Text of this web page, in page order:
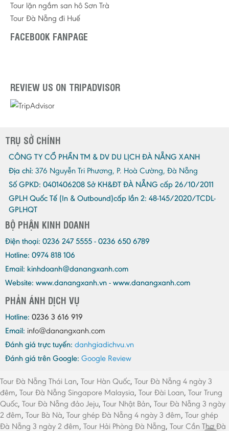
Tour lặn ngắm san hô Sơn Trà
Tour Đà Nẵng đi Huế
FACEBOOK FANPAGE
REVIEW US ON TRIPADVISOR
TRỤ SỞ CHÍNH
CÔNG TY CỔ PHẦN TM & DV DU LỊCH ĐÀ NẴNG XANH
Địa chỉ: 376 Nguyễn Tri Phương, P. Hoà Cường, Đà Nẵng
Số GPKD: 0401406208 Sở KH&ĐT ĐÀ NẴNG cấp 26/10/2011
GPLH Quốc Tế (In & Outbound)cấp lần 2: 48-145/2020/TCDL-
GPLHQT
BỘ PHẬN KINH DOANH
Điện thoại: 0236 247 5555 - 0236 650 6789
Hotline: 0974 818 106
Email: kinhdoanh@danangxanh.com
Website: www.danangxanh.vn - www.danangxanh.com
PHẢN ÁNH DỊCH VỤ
Hotline: 0236 3 616 919
Email: info@danangxanh.com
Đánh giá trực tuyến: danhgiadichvu.vn
Đánh giá trên Google: Google Review
Tour Đà Nẵng Thái Lan, Tour Hàn Quốc, Tour Đà Nẵng 4 ngày 3
đêm, Tour Đà Nẵng Singapore Malaysia, Tour Đài Loan, Tour Trung
Quốc, Tour Đà Nẵng đảo Jeju, Tour Nhật Bản, Tour Đà Nẵng 3 ngày
2 đêm, Tour Bà Nà, Tour ghép Đà Nẵng 4 ngày 3 đêm, Tour ghép
Đà Nẵng 3 ngày 2 đêm, Tour Hải Phòng Đà Nẵng, Tour Cần Thơ Đà